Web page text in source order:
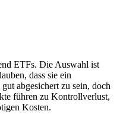
ETFs. Die Auswahl ist
dass sie ein
abgesichert zu sein, doch
führen zu Kontrollverlust,
Kosten.